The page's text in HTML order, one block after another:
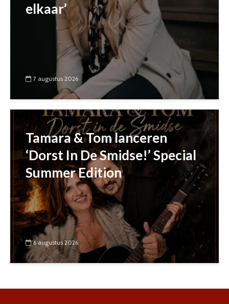
elkaar’
7 augustus 2026
Tamara & Tom lanceren
‘Dorst In De Smidse!’ Special
Summer Edition
6 augustus 2026